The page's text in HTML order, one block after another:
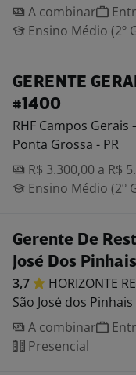
A combinar
Ensino Médio (2º
GERENTE
#1400
RHF Campos Gerais
Ponta Grossa - PR
R$ 3.300,00 a R$
Ensino Médio (2º
Gerente De
José Dos
3,7 HORIZONTE
São José dos Pinhais
A combinar
Presencial